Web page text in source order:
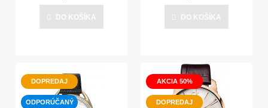
DO KOŠÍKA DO KOŠÍKA
DOPREDAJ
ODPORÚČANÝ
AKCIA 50%
DOPREDAJ